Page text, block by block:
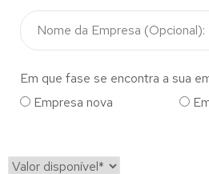
Em que fase se encontra a sua
Empresa nova